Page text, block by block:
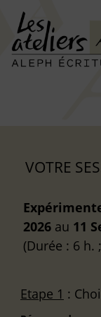
VOTRE
2026 au 11
(Durée : 6 h.
Etape 1 :